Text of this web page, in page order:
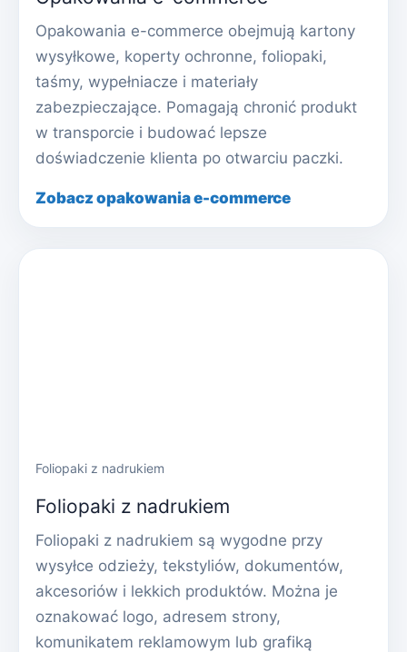
Opakowania e-commerce obejmują kartony
wysyłkowe, koperty ochronne, foliopaki,
taśmy, wypełniacze i materiały
zabezpieczające. Pomagają chronić produkt
w transporcie i budować lepsze
doświadczenie klienta po otwarciu paczki.
Zobacz opakowania e-commerce
Foliopaki z nadrukiem
Foliopaki z nadrukiem
Foliopaki z nadrukiem są wygodne przy
wysyłce odzieży, tekstyliów, dokumentów,
akcesoriów i lekkich produktów. Można je
oznakować logo, adresem strony,
komunikatem reklamowym lub grafiką